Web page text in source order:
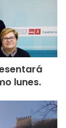
lunes.